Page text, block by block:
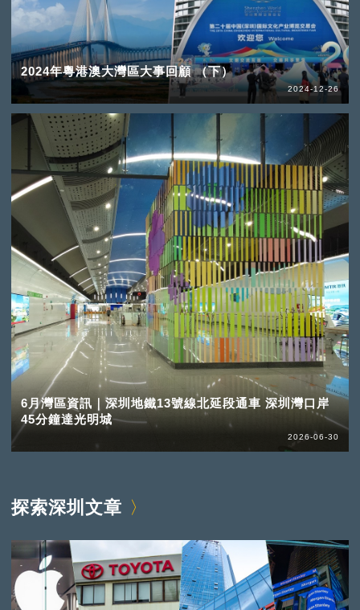
2024年粵港澳大灣區大事回顧 （下）
2024-12-26
6月灣區資訊｜深圳地鐵13號線北延段通車 深圳灣口岸
45分鐘達光明城
2026-06-30
探索深圳文章